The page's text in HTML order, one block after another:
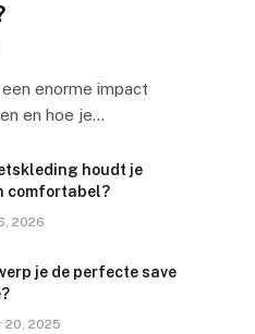
enorme impact
en hoe je…
houdt je
comfortabel?
2026
je de perfecte save
20, 2025